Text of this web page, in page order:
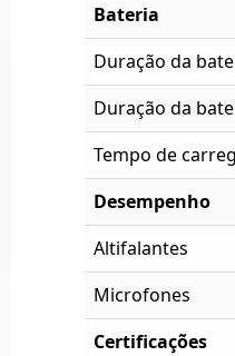
Bateria
Duração da
Duração da
Tempo de
Desempenho
Altifalantes
Microfones
Certificações